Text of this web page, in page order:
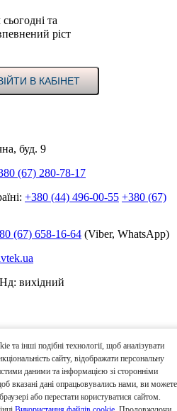
та інші подібні технології, щоб аналізувати
сайту, відображати персональну
даними та інформацією зі сторонніми
вказані дані опрацьовувались нами, ви можете
або перестати користуватися сайтом.
та
ріст
В КАБІНЕТ
буд. 9
(67) 280-78-17
+380 (44) 496-00-55 +380 (67)
(67) 658-16-64 (Viber, WhatsApp)
вихідний